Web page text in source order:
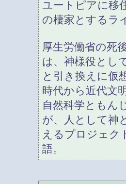
ユートピアに移
の棲家とするラ
厚生労働省の死
は、神様役とし
と引き換えに仮
時代から近代文
自然科学ともん
が、人として神
えるプロジェク
語。